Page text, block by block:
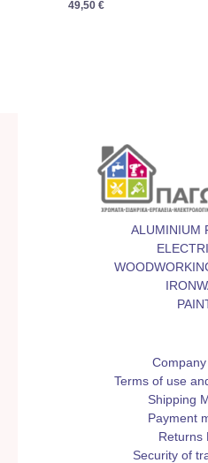
49,50€
ALUMINIUM
Terms of use
Shipping
Payment
Returns
Security of